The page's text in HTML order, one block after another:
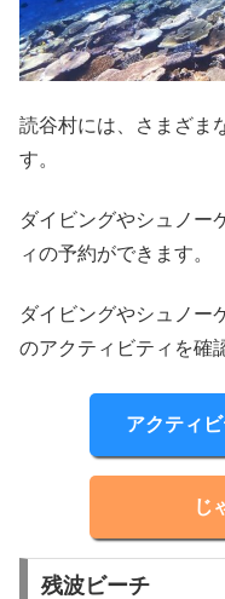
読谷村には、さまざま
す。
ダイビングやシュノー
ィの予約ができます。
ダイビングやシュノー
のアクティビティを確
アクティ
じ
残波ビーチ